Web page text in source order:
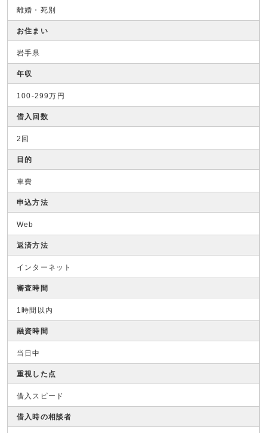
離婚・死別
お住まい
岩手県
年収
100-299万円
借入回数
2回
目的
車費
申込方法
Web
返済方法
インターネット
審査時間
1時間以内
融資時間
当日中
重視した点
借入スピード
借入時の相談者